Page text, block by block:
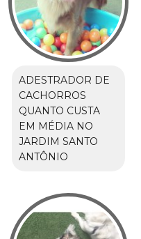
ADESTRADOR DE
CACHORROS
QUANTO CUSTA
EM MÉDIA NO
JARDIM SANTO
ANTÔNIO